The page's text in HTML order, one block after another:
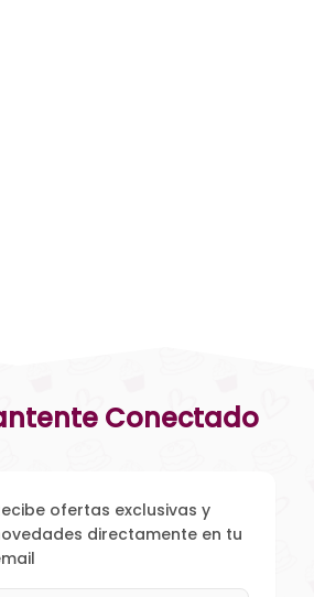
Conectado
ofertas exclusivas y
directamente en tu